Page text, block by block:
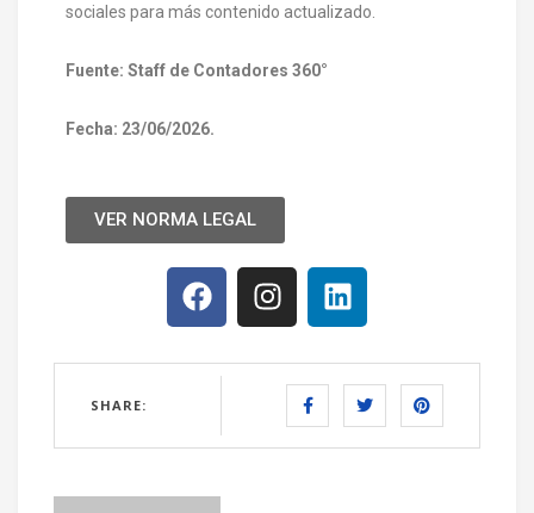
sociales para más contenido actualizado.
Fuente: Staff de Contadores 360°
Fecha: 23/06/2026.
VER NORMA LEGAL
SHARE: